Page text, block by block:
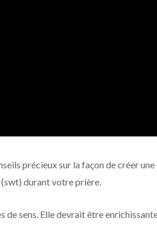
précieux sur la façon de créer
durant votre prière.
de sens. Elle devrait être